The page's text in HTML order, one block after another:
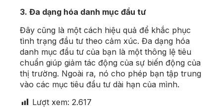
3. Đa dạng hóa danh mục đầu tư
Đây cũng là một cách hiệu quả để khắc phục
tình trạng đầu tư theo cảm xúc. Đa dạng hóa
danh mục đầu tư của bạn là một thông lệ tiêu
chuẩn giúp giảm tác động của sự biến động của
thị trường. Ngoài ra, nó cho phép bạn tập trung
vào các mục tiêu đầu tư dài hạn của mình.
Lượt xem: 2.617